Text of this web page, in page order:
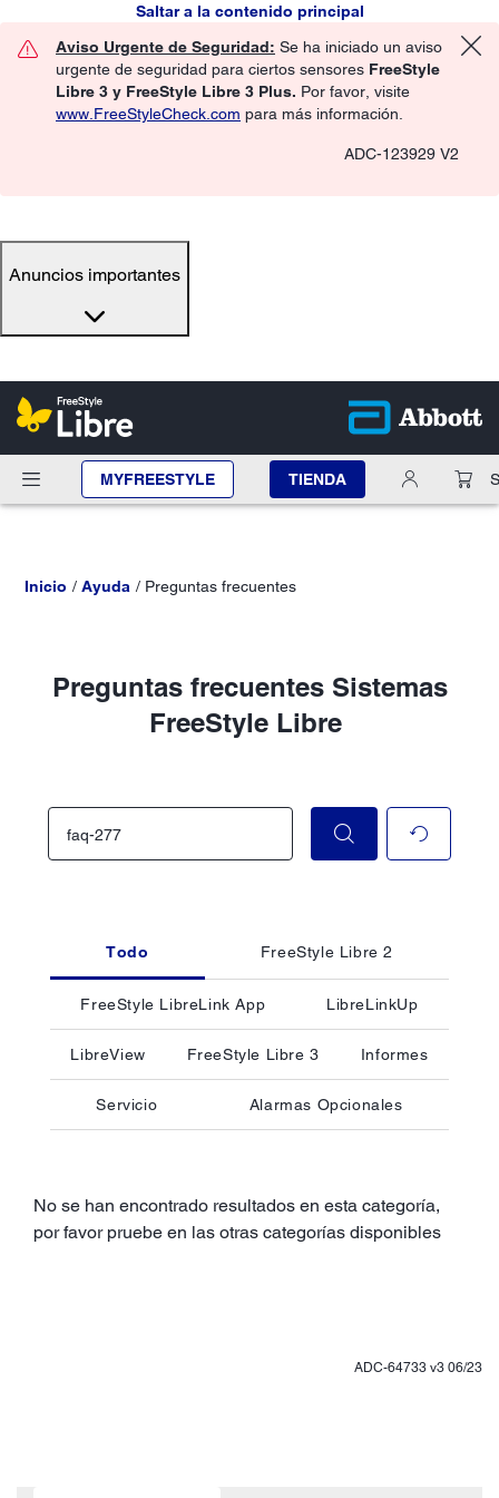
Saltar a la contenido principal
Aviso Urgente de Seguridad: Se ha iniciado un aviso
urgente de seguridad para ciertos sensores FreeStyle
Libre 3 y FreeStyle Libre 3 Plus. Por favor, visite
www.FreeStyleCheck.com para más información.
ADC-123929 V2
Anuncios importantes
MYFREESTYLE TIENDA
Inicio Ayuda Preguntas frecuentes
Preguntas frecuentes Sistemas
FreeStyle Libre
Todo FreeStyle Libre 2
FreeStyle LibreLink App LibreLinkUp
LibreView FreeStyle Libre 3 Informes
Servicio Alarmas Opcionales
No se han encontrado resultados en esta categoría,
por favor pruebe en las otras categorías disponibles
ADC-64733 v3 06/23